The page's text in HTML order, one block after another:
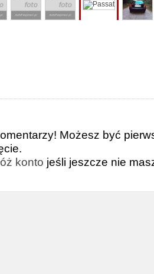
Możesz być
konto jeśli jeszcze nie